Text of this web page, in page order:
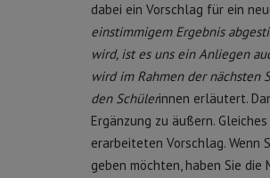
dabei ein Vorschlag für ein
einstimmigem Ergebnis
wird, ist es uns ein Anliegen
wird im Rahmen der nächsten
den Schülerinnen erläutert.
Ergänzung zu äußern.
erarbeiteten Vorschlag. Wenn
geben möchten, haben Sie